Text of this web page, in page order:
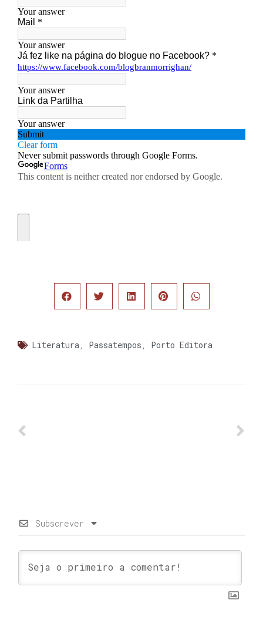
Literatura Passatempos Porto Editora
Subscrever